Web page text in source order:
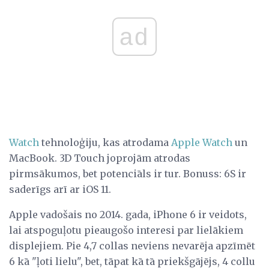
ad
Watch tehnoloģiju, kas atrodama Apple Watch un
MacBook. 3D Touch joprojām atrodas
pirmsākumos, bet potenciāls ir tur. Bonuss: 6S ir
saderīgs arī ar iOS 11.
Apple vadošais no 2014. gada, iPhone 6 ir veidots,
lai atspoguļotu pieaugošo interesi par lielākiem
displejiem. Pie 4,7 collas neviens nevarēja apzīmēt
6 kā "ļoti lielu", bet, tāpat kā tā priekšgājējs, 4 collu